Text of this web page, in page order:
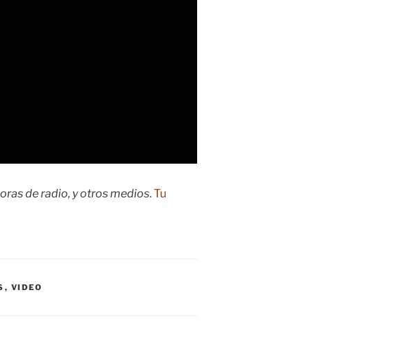
de radio, y otros medios.Tu
, VIDEO